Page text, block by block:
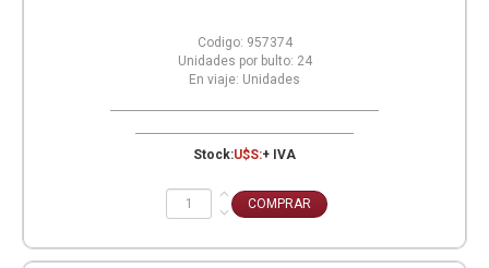
Codigo: 957374
Unidades por bulto: 24
En viaje: Unidades
Stock:U$S:+ IVA